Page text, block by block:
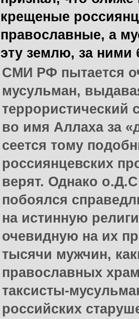
крещеные
православные, а
эту землю, за ними
СМИ РФ пытается
мусульман,
во имя Аллаха за
сеется тому
россиянцевских
верят. Однако
побоялся
на истинную
очевидную на их
тысячи мужчин,
православных
таксисты-
российских